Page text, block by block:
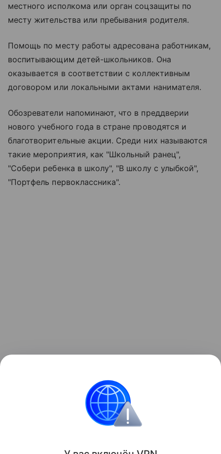
местного исполкома или орган соцзащиты по
месту жительства или пребывания родителя.
Помощь по месту работы адресована работникам,
воспитывающим детей-школьников. Она
оказывается в соответствии с коллективным
договором или локальными актами нанимателя.
Обозреватели напоминают, что в преддверии
нового учебного года в стране проводятся и
благотворительные акции. Среди них называются
такие мероприятия, как "Школьный ранец",
"Собери ребенка в школу", "В школу с улыбкой",
"Портфель первоклассника".
Стало известно в отраслевом министерстве, что
материальная помощь к школе переводится на
базовый счет получателя.
Поделиться